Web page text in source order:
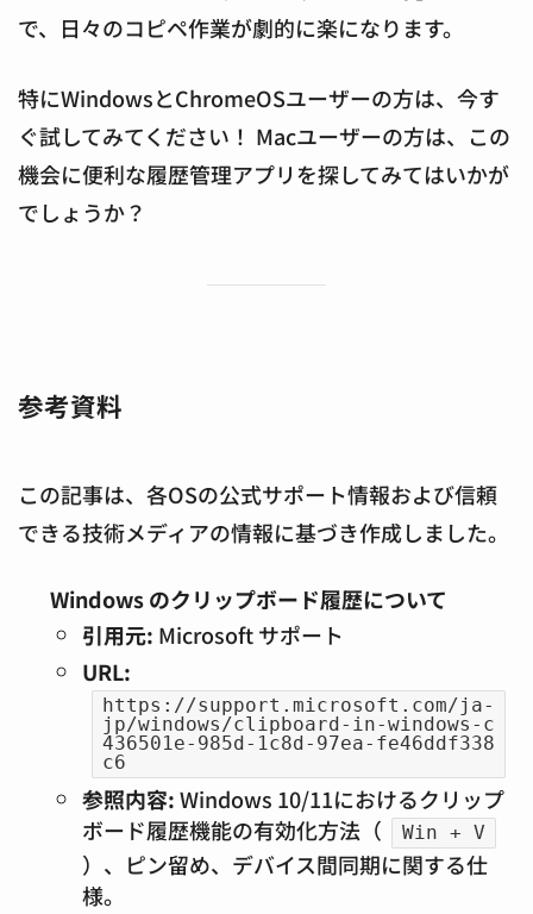
で、日々のコピペ作業が劇的に楽になります。
特にWindowsとChromeOSユーザーの方は、今す
ぐ試してみてください！ Macユーザーの方は、この
機会に便利な履歴管理アプリを探してみてはいかが
でしょうか？
参考資料
この記事は、各OSの公式サポート情報および信頼
できる技術メディアの情報に基づき作成しました。
Windows のクリップボード履歴について
引用元: Microsoft サポート
URL:
https://support.microsoft.com/ja-
jp/windows/clipboard-in-windows-c
436501e-985d-1c8d-97ea-fe46ddf338
c6
参照内容:Windows 10/11におけるクリップ
ボード履歴機能の有効化方法（
Win + V
）、ピン留め、デバイス間同期に関する仕
様。